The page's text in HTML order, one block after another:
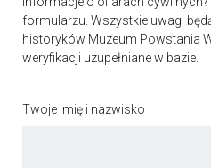
formularzu. Wszystkie uwagi
historyków Muzeum Powstania
weryfikacji uzupełniane w bazie.
Twoje imię i nazwisko